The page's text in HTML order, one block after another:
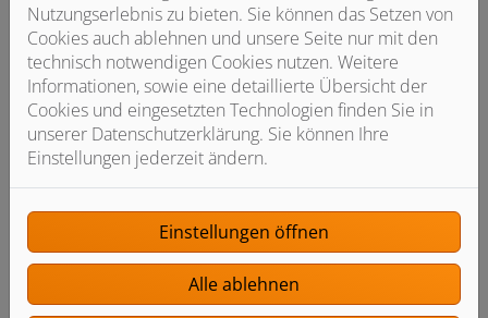
Die richtige Fliese macht einen großen Unterschied. Wir
helfen Ihnen dabei, die idealen Fliesen für Ihr Bad zu
finden. Gemeinsam erörtern wir, wie Ihr Traumbad
aussehen soll. Basierend darauf präsentieren wir Ihnen
eine Auswahl an Fliesen aus verschiedenen Materialien,
die perfekt zu Ihren Vorstellungen und dem Rest Ihres
Bads passen. Bei einem kompletten Neubau achten wir
von Anfang an darauf, dass Fliesen, Armaturen und
Keramik perfekt zusammenpassen.
Nutzungserlebnis zu bieten. Sie können das Setzen von
Cookies auch ablehnen und unsere Seite nur mit den
technisch notwendigen Cookies nutzen. Weitere
Informationen, sowie eine detaillierte Übersicht der
Cookies und eingesetzten Technologien finden Sie in
unserer Datenschutzerklärung. Sie können Ihre
Einstellungen jederzeit ändern.
Einstellungen öffnen
Alle ablehnen